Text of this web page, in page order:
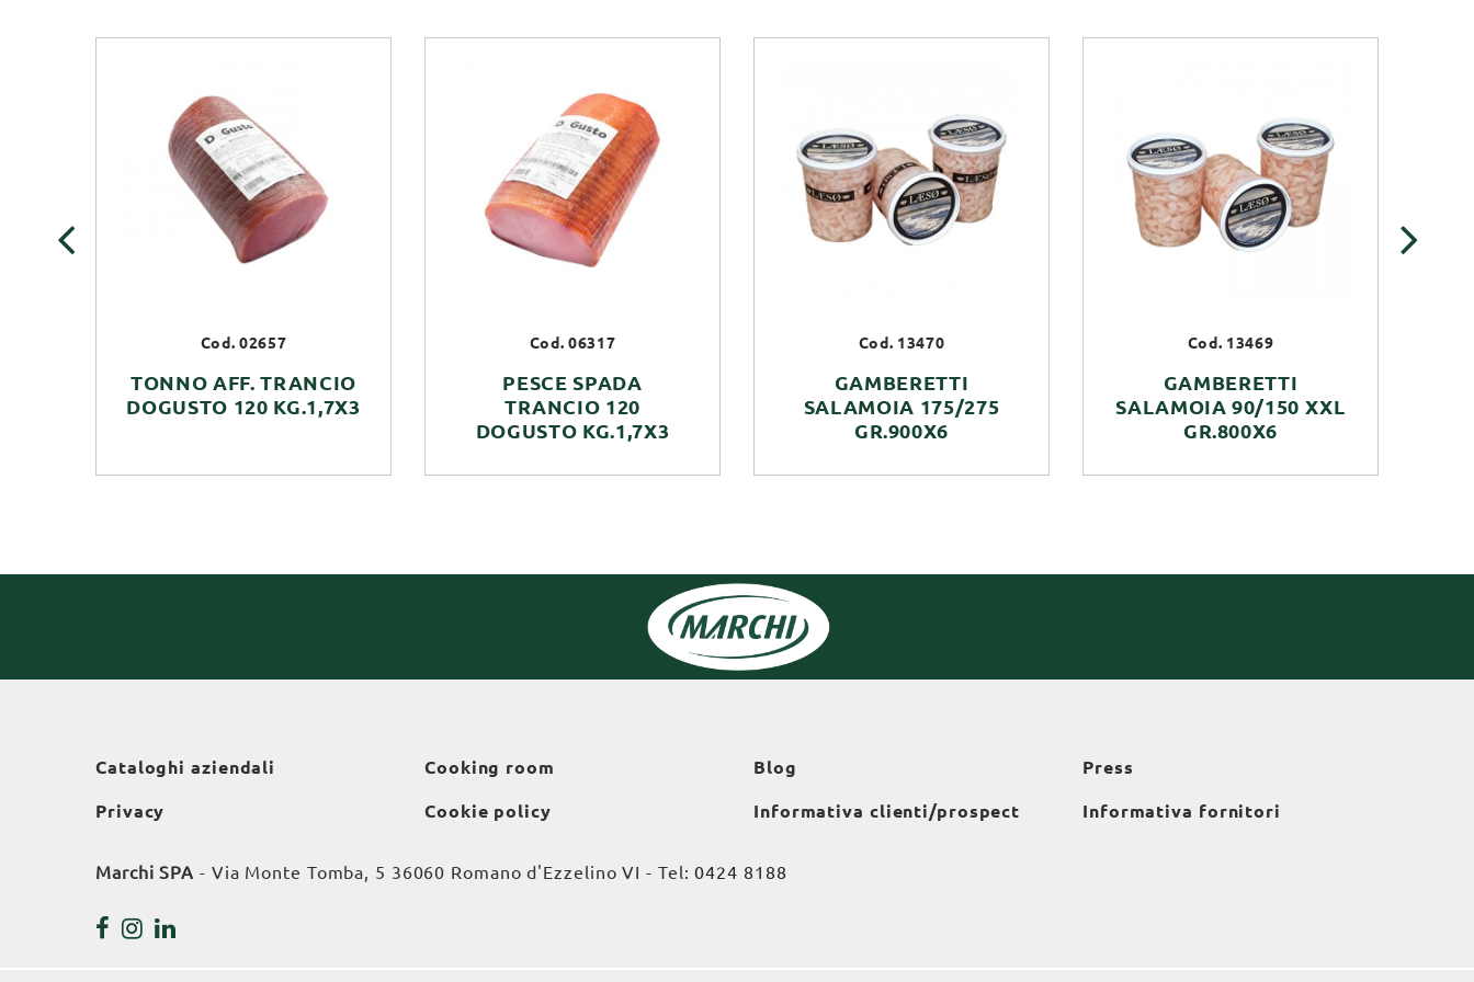
Cod. 02657
TONNO AFF. TRANCIO
DOGUSTO 120 KG.1,7X3
Cod. 06317
PESCE SPADA
TRANCIO 120
DOGUSTO KG.1,7X3
Cod. 13470
GAMBERETTI
SALAMOIA 175/275
GR.900X6
Cod. 13469
GAMBERETTI
SALAMOIA 90/150 XXL
GR.800X6
Cataloghi aziendali
Privacy
Cooking room
Cookie policy
Blog
Informativa clienti/prospect
Press
Informativa fornitori
Marchi SPA - Via Monte Tomba, 5 36060 Romano d'Ezzelino VI - Tel:0424 8188